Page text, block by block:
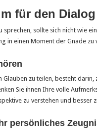
für den
sprechen, sollte sich nicht wie
in einen Moment der Gnade zu
Glauben zu teilen, besteht
Sie ihnen Ihre volle
zu verstehen und besser
persönliches